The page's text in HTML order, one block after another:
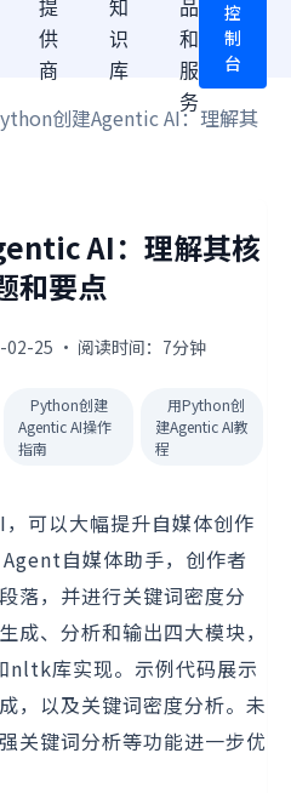
提
供
商
知
识
库
品
和
服
务
控
制
台
创建Agentic AI：理解其
AI：理解其核
和要点
25 · 阅读时间：7分钟
Python创建
Agentic AI操作
指南
用Python创
建Agentic AI教
程
可以大幅提升自媒体创作
自媒体助手，创作者
落，并进行关键词密度分
成、分析和输出四大模块，
nltk库实现。示例代码展示
，以及关键词密度分析。未
关键词分析等功能进一步优